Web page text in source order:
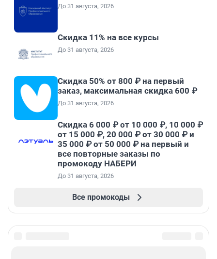
До 31 августа, 2026
Скидка 11% на все курсы
До 31 августа, 2026
Скидка 50% от 800 ₽ на первый
заказ, максимальная скидка 600 ₽
До 31 августа, 2026
Скидка 6 000 ₽ от 10 000 ₽, 10 000 ₽
от 15 000 ₽, 20 000 ₽ от 30 000 ₽ и
35 000 ₽ от 50 000 ₽ на первый и
все повторные заказы по
промокоду НАБЕРИ
До 31 августа, 2026
Все промокоды